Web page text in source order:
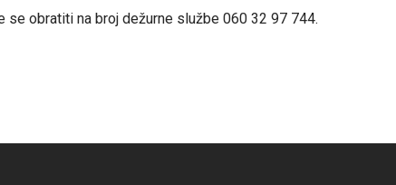
se obratiti na broj dežurne službe 060 32 97 744.